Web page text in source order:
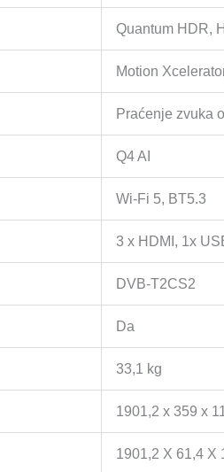
Quantum HDR,
Motion
Praćenje zvuka
Q4 AI
Wi-Fi 5, BT5.3
3 x HDMI, 1x
DVB-T2CS2
Da
33,1 kg
1901,2 x 359 x
1901,2 X 61,4 X